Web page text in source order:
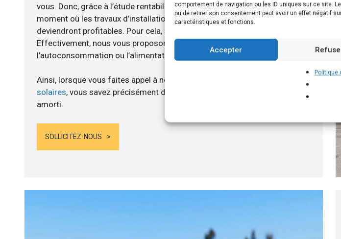
comportement de navigation ou les ID uniques sur ce site.
ou de retirer son consentement peut avoir un effet négatif
caractéristiques et fonctions.
Accepter
Politique
vous. Donc, grâce à l’étude rentabilité menée, nous pouvons calculer le
moment où les travaux d’installation de panneaux solaire sur votre toit
deviendront profitables. Pour cela, nous disposons de plusieurs solutions.
Effectivement, nous vous proposons un branchement permettant
l’autoconsommation ou l’alimentation de batteries solaires, par exemple.
Ainsi, lorsque vous faites appel à notre société pour installer vos
solaires, vous savez précisément dès lors que le coût des travaux sera
amorti.
SOLLICITEZ-NOUS